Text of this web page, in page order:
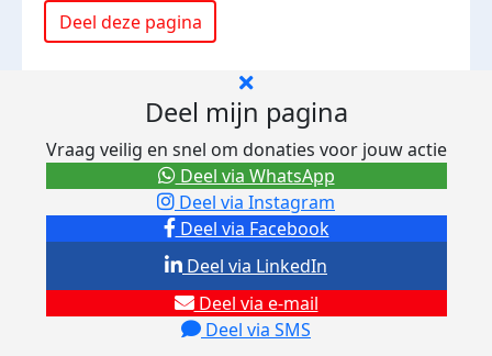
Deel deze pagina
Deel mijn pagina
Vraag veilig en snel om donaties voor jouw actie
Deel via Facebook
Deel via Instagram
Deel via e-mail
Deel via SMS
Deel via LinkedIn
Deel via WhatsApp